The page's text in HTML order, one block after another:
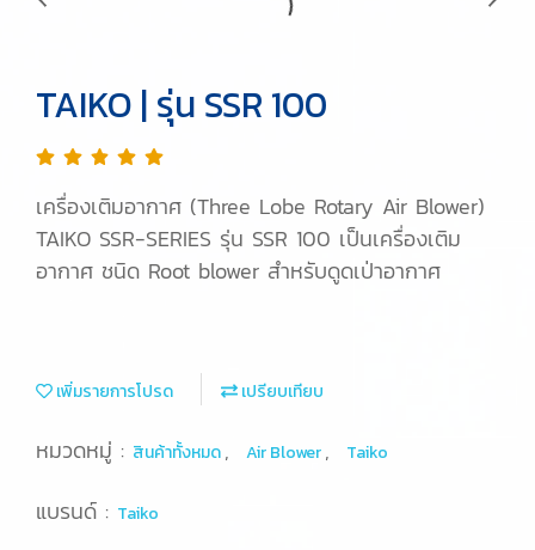
TAIKO | รุ่น SSR 100
เครื่องเติมอากาศ (Three Lobe Rotary Air Blower)
TAIKO SSR-SERIES รุ่น SSR 100 เป็นเครื่องเติม
อากาศ ชนิด Root blower สำหรับดูดเป่าอากาศ
เพิ่มรายการโปรด เปรียบเทียบ
หมวดหมู่ : สินค้าทั้งหมด, Air Blower, Taiko
แบรนด์ : Taiko